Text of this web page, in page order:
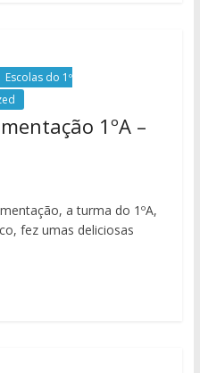
Escolas do 1º
1ºA –
a turma do 1ºA,
fez umas deliciosas